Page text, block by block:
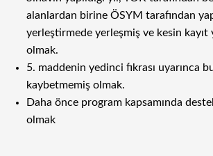
alanlardan birine ÖSYM tarafından
yerleştirmede yerleşmiş ve kesin kayıt
olmak.
5. maddenin yedinci fıkrası uyarınca
kaybetmemiş olmak.
Daha önce program kapsamında
olmak